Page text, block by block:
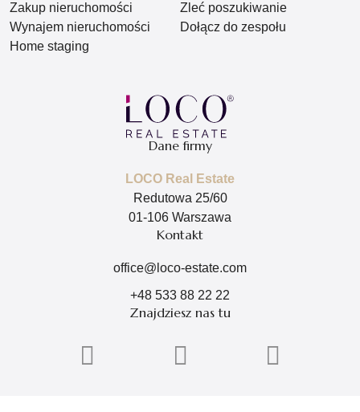
Zakup nieruchomości
Wynajem nieruchomości
Home staging
Zleć poszukiwanie
Dołącz do zespołu
Dane firmy
LOCO Real Estate
Redutowa 25/60
01-106 Warszawa
Kontakt
office@loco-estate.com
+48 533 88 22 22
Znajdziesz nas tu